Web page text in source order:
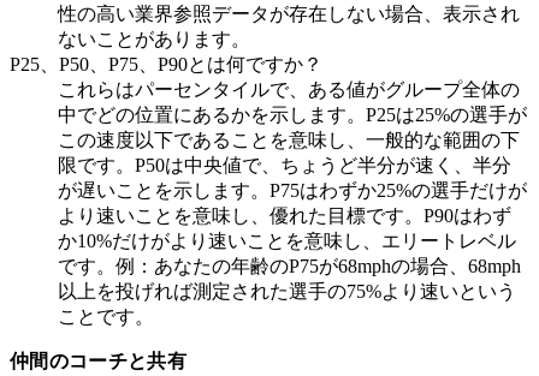
性の高い業界参照データが存在しない場合、表示され
ないことがあります。
P25、P50、P75、P90とは何ですか？
これらはパーセンタイルで、ある値がグループ全体の
中でどの位置にあるかを示します。P25は25%の選手が
この速度以下であることを意味し、一般的な範囲の下
限です。P50は中央値で、ちょうど半分が速く、半分
が遅いことを示します。P75はわずか25%の選手だけが
より速いことを意味し、優れた目標です。P90はわず
か10%だけがより速いことを意味し、エリートレベル
です。例：あなたの年齢のP75が68mphの場合、68mph
以上を投げれば測定された選手の75%より速いという
ことです。
仲間のコーチと共有